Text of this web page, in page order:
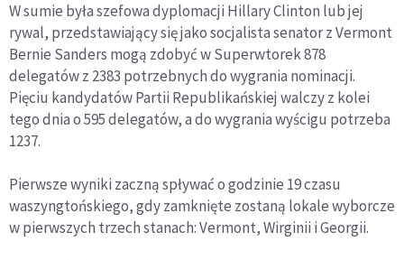
W sumie była szefowa dyplomacji Hillary Clinton lub jej
rywal, przedstawiający się jako socjalista senator z Vermont
Bernie Sanders mogą zdobyć w Superwtorek 878
delegatów z 2383 potrzebnych do wygrania nominacji.
Pięciu kandydatów Partii Republikańskiej walczy z kolei
tego dnia o 595 delegatów, a do wygrania wyścigu potrzeba
1237.
Pierwsze wyniki zaczną spływać o godzinie 19 czasu
waszyngtońskiego, gdy zamknięte zostaną lokale wyborcze
w pierwszych trzech stanach: Vermont, Wirginii i Georgii.